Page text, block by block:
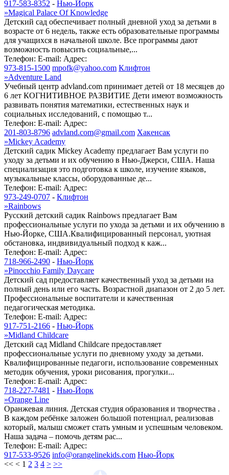
917-583-8352 - Нью-Йорк
»Magical Palace Of Knowledge
Детский сад обеспечивает полный дневной уход за детьми в
возрасте от 6 недель, также есть образовательные программы
для учащихся в начальной школе. Все программы дают
возможность повысить социальные,...
Телефон: E-mail: Адрес:
973-815-1500 mpofk@yahoo.com Клифтон
»Adventure Land
Учебный центр advland.com принимает детей от 18 месяцев до
6 лет КОГНИТИВНОЕ РАЗВИТИЕ Дети имеют возможность
развивать понятия математики, естественных наук и
социальных исследований, с помощью т...
Телефон: E-mail: Адрес:
201-803-8796 advland.com@gmail.com Хакенсак
»Mickey Academy
Детский садик Mickey Academy предлагает Вам услуги по
уходу за детьми и их обучению в Нью-Джерси, США. Наша
специализация это подготовка к школе, изучение языков,
музыкальные классы, оборудованные де...
Телефон: E-mail: Адрес:
973-249-0707 - Клифтон
»Rainbows
Русский детский садик Rainbows предлагает Вам
профессиональные услуги по ухода за детьми и их обучению в
Нью-Йорке, США.Квалифицированный персонал, уютная
обстановка, индвивидуальный подход к каж...
Телефон: E-mail: Адрес:
718-966-2490 - Нью-Йорк
»Pinocchio Family Daycare
Детский сад предоставляет качественный уход за детьми на
полный день или его часть. Возрастной диапазон от 2 до 5 лет.
Профессиональные воспитатели и качественная
педагогическая методика.
Телефон: E-mail: Адрес:
917-751-2166 - Нью-Йорк
»Midland Childcare
Детский сад Midland Childcare предоставляет
профессиональные услуги по дневному уходу за детьми.
Квалифицированные педагоги, использование современных
методик обучения, уроки рисования, прогулки...
Телефон: E-mail: Адрес:
718-227-7481 - Нью-Йорк
»Orange Line
Оранжевая линия. Детская студия образования и творчества .
В каждом ребёнке заложен большой потенциал, реализовав
который, малыш сможет стать умным и успешным человеком.
Наша задача – помочь детям рас...
Телефон: E-mail: Адрес:
917-533-9526 info@orangelinekids.com Нью-Йорк
<< < 1 2 3 4 > >>